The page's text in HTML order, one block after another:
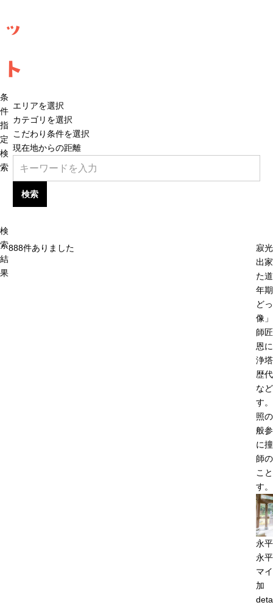
ッ
ト
条
件
指
定
検
索
エリアを選択
カテゴリを選択
こだわり条件を選択
現在地からの距離
検索
検
索
結
果
888件ありました
寂
出
た
年
ど
像
師
恩
浄
歴
な
す
照
般
に
師
こ
す。
永
永
マ
加